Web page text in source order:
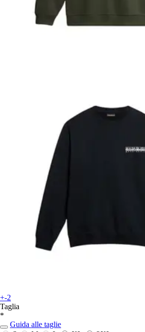
+-2
Taglia
*
Guida alle taglie